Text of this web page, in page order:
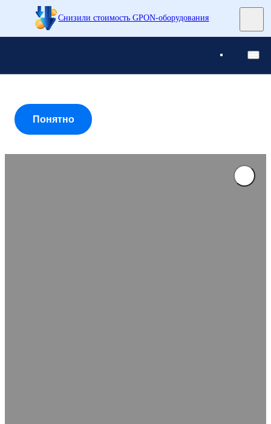
Понятно
Понятно
Снизили стоимость GPON-оборудования